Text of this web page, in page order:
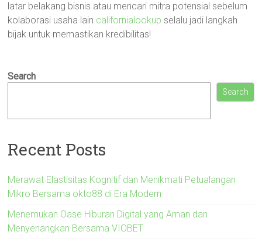
latar belakang bisnis atau mencari mitra potensial sebelum
kolaborasi usaha lain californialookup selalu jadi langkah
bijak untuk memastikan kredibilitas!
Search
Search
Recent Posts
Merawat Elastisitas Kognitif dan Menikmati Petualangan
Mikro Bersama okto88 di Era Modern
Menemukan Oase Hiburan Digital yang Aman dan
Menyenangkan Bersama VIOBET